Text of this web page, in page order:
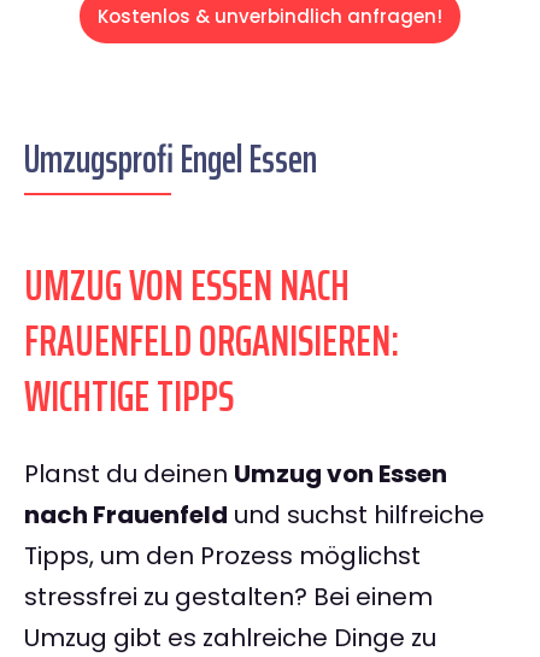
Kostenlos & unverbindlich anfragen!
Umzugsprofi Engel Essen
UMZUG VON ESSEN NACH
FRAUENFELD ORGANISIEREN:
WICHTIGE TIPPS
Planst du deinen Umzug von Essen
nach Frauenfeld und suchst hilfreiche
Tipps, um den Prozess möglichst
stressfrei zu gestalten? Bei einem
Umzug gibt es zahlreiche Dinge zu